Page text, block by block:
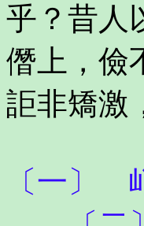
乎？昔人
僭上，儉
詎非矯激
〔一〕